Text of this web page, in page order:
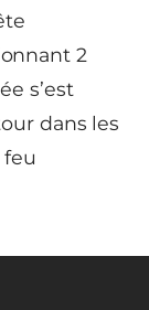
2
s’est
dans les